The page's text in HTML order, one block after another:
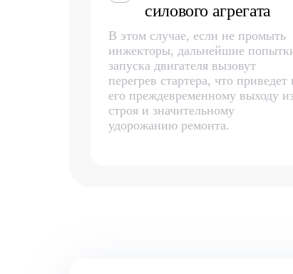
силового агрегата
В этом случае, если не промыть
инжекторы, дальнейшие
запуска двигателя вызовут
перегрев стартера, что приведет
его преждевременному выходу
строя и значительному
удорожанию ремонта.